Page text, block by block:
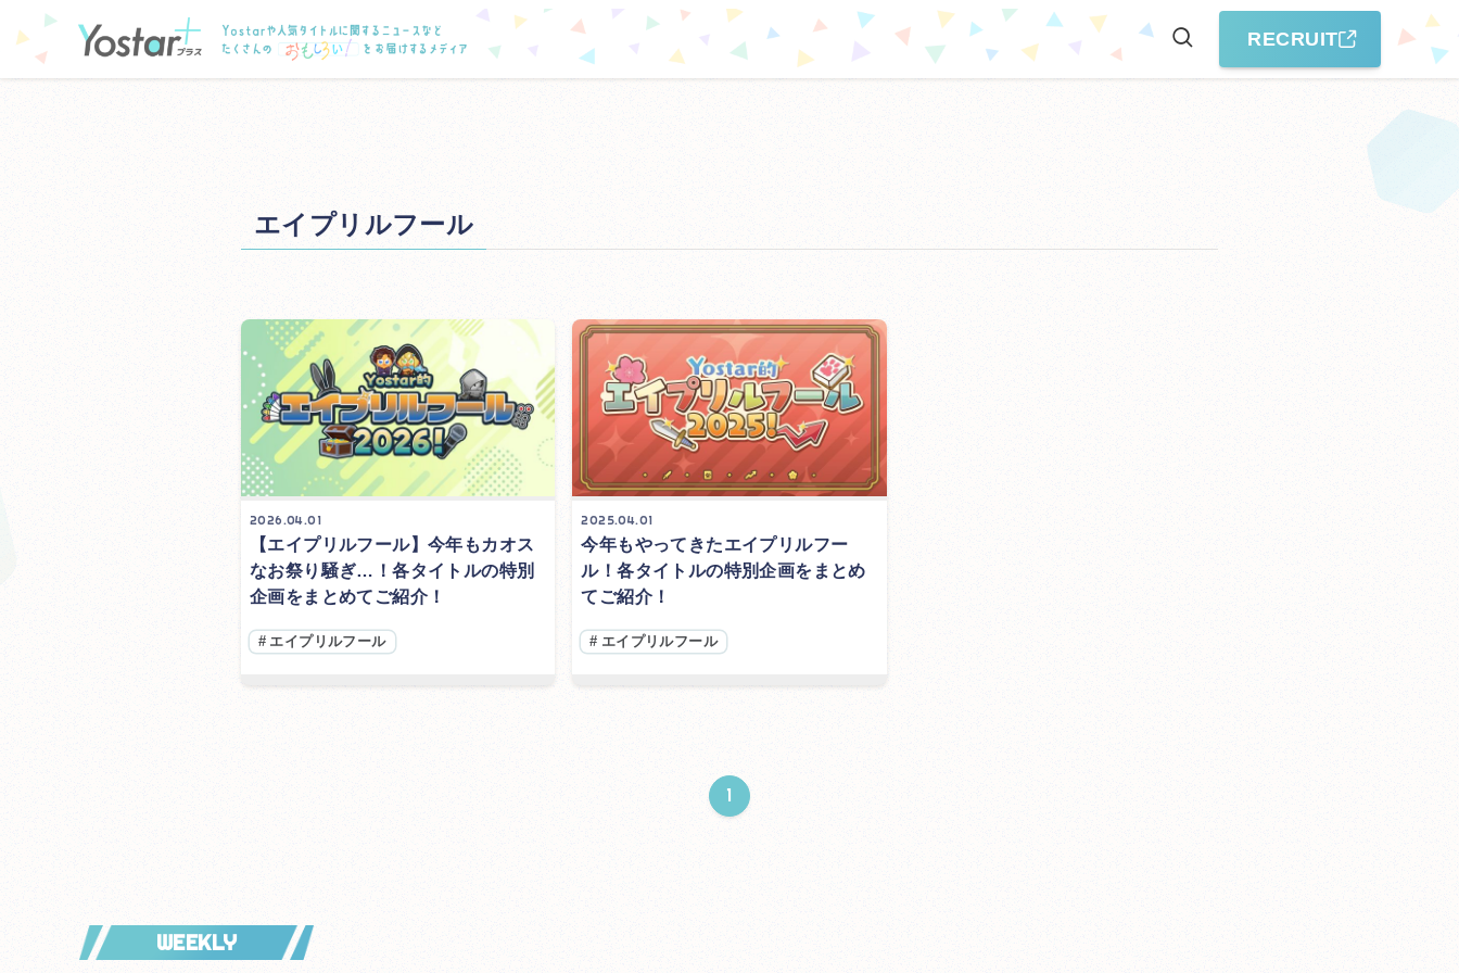
RECRUIT
エイプリルフール
2026.04.01
【エイプリルフール】今年もカオス
なお祭り騒ぎ…！各タイトルの特別
企画をまとめてご紹介！
# エイプリルフール
2025.04.01
今年もやってきたエイプリルフー
ル！各タイトルの特別企画をまとめ
てご紹介！
# エイプリルフール
1
WEEKLY